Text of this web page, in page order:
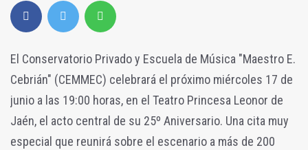
El Conservatorio Privado y Escuela de Música "Maestro E.
Cebrián" (CEMMEC) celebrará el próximo miércoles 17 de
junio a las 19:00 horas, en el Teatro Princesa Leonor de
Jaén, el acto central de su 25º Aniversario. Una cita muy
especial que reunirá sobre el escenario a más de 200